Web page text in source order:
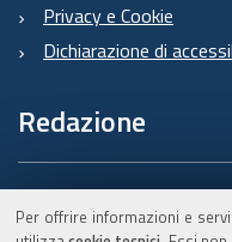
Per offrire informazioni e
Privacy e Cookie
Dichiarazione di
Redazione
Informazioni sul Burert